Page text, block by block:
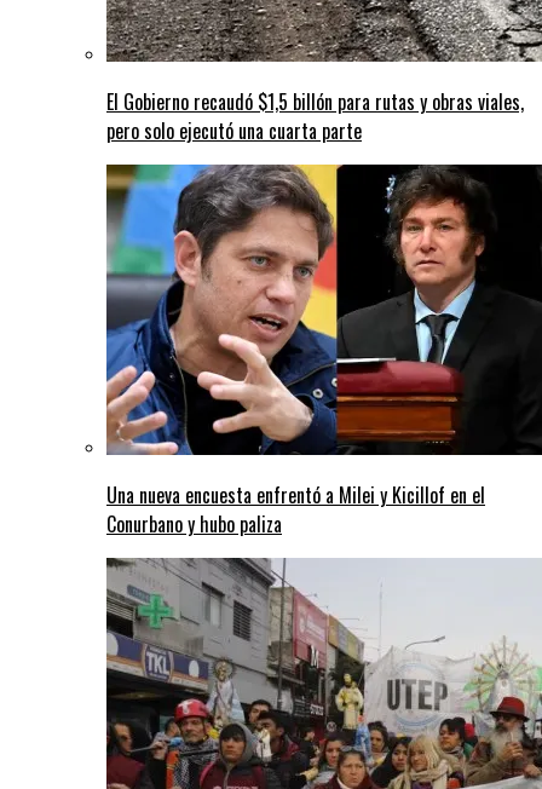
El Gobierno recaudó $1,5 billón para rutas y obras viales,
pero solo ejecutó una cuarta parte
Una nueva encuesta enfrentó a Milei y Kicillof en el
Conurbano y hubo paliza